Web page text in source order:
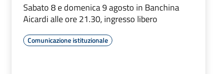
Sabato 8 e domenica 9 agosto in Banchina
Aicardi alle ore 21.30, ingresso libero
Comunicazione istituzionale